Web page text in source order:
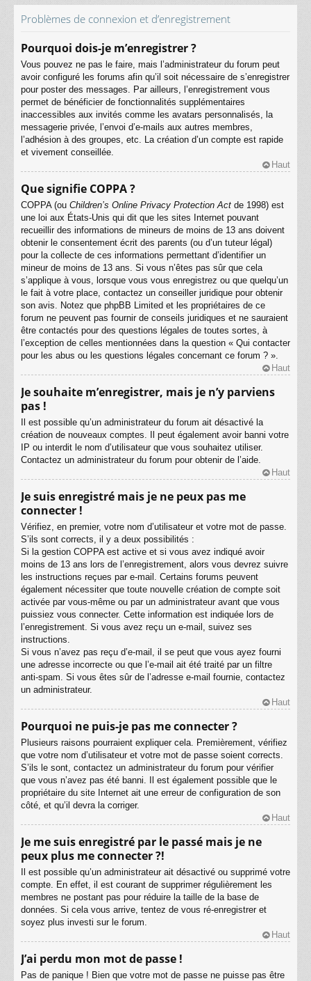
Problèmes de connexion et d’enregistrement
Pourquoi dois-je m’enregistrer ?
Vous pouvez ne pas le faire, mais l’administrateur du forum peut
avoir configuré les forums afin qu’il soit nécessaire de s’enregistrer
pour poster des messages. Par ailleurs, l’enregistrement vous
permet de bénéficier de fonctionnalités supplémentaires
inaccessibles aux invités comme les avatars personnalisés, la
messagerie privée, l’envoi d’e-mails aux autres membres,
l’adhésion à des groupes, etc. La création d’un compte est rapide
et vivement conseillée.
Haut
Que signifie COPPA ?
COPPA (ou Children’s Online Privacy Protection Act de 1998) est
une loi aux États-Unis qui dit que les sites Internet pouvant
recueillir des informations de mineurs de moins de 13 ans doivent
obtenir le consentement écrit des parents (ou d’un tuteur légal)
pour la collecte de ces informations permettant d’identifier un
mineur de moins de 13 ans. Si vous n’êtes pas sûr que cela
s’applique à vous, lorsque vous vous enregistrez ou que quelqu’un
le fait à votre place, contactez un conseiller juridique pour obtenir
son avis. Notez que phpBB Limited et les propriétaires de ce
forum ne peuvent pas fournir de conseils juridiques et ne sauraient
être contactés pour des questions légales de toutes sortes, à
l’exception de celles mentionnées dans la question « Qui contacter
pour les abus ou les questions légales concernant ce forum ? ».
Haut
Je souhaite m’enregistrer, mais je n’y parviens
pas !
Il est possible qu’un administrateur du forum ait désactivé la
création de nouveaux comptes. Il peut également avoir banni votre
IP ou interdit le nom d’utilisateur que vous souhaitez utiliser.
Contactez un administrateur du forum pour obtenir de l’aide.
Haut
Je suis enregistré mais je ne peux pas me
connecter !
Vérifiez, en premier, votre nom d’utilisateur et votre mot de passe.
S’ils sont corrects, il y a deux possibilités :
Si la gestion COPPA est active et si vous avez indiqué avoir
moins de 13 ans lors de l’enregistrement, alors vous devrez suivre
les instructions reçues par e-mail. Certains forums peuvent
également nécessiter que toute nouvelle création de compte soit
activée par vous-même ou par un administrateur avant que vous
puissiez vous connecter. Cette information est indiquée lors de
l’enregistrement. Si vous avez reçu un e-mail, suivez ses
instructions.
Si vous n’avez pas reçu d’e-mail, il se peut que vous ayez fourni
une adresse incorrecte ou que l’e-mail ait été traité par un filtre
anti-spam. Si vous êtes sûr de l’adresse e-mail fournie, contactez
un administrateur.
Haut
Pourquoi ne puis-je pas me connecter ?
Plusieurs raisons pourraient expliquer cela. Premièrement, vérifiez
que votre nom d’utilisateur et votre mot de passe soient corrects.
S’ils le sont, contactez un administrateur du forum pour vérifier
que vous n’avez pas été banni. Il est également possible que le
propriétaire du site Internet ait une erreur de configuration de son
côté, et qu’il devra la corriger.
Haut
Je me suis enregistré par le passé mais je ne
peux plus me connecter ?!
Il est possible qu’un administrateur ait désactivé ou supprimé votre
compte. En effet, il est courant de supprimer régulièrement les
membres ne postant pas pour réduire la taille de la base de
données. Si cela vous arrive, tentez de vous ré-enregistrer et
soyez plus investi sur le forum.
Haut
J’ai perdu mon mot de passe !
Pas de panique ! Bien que votre mot de passe ne puisse pas être